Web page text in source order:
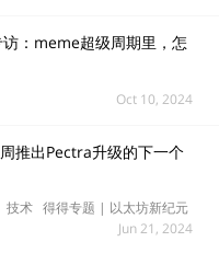
：meme超级周期里，怎
Oct 10, 2024
推出Pectra升级的下一个
技术 得得专题 | 以太坊新纪元
Jun 21, 2024